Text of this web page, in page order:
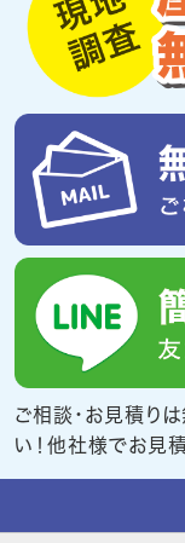
ご相談・お見積り
い！他社様でお見